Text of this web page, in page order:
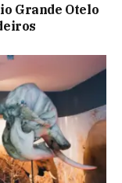
Grande Otelo